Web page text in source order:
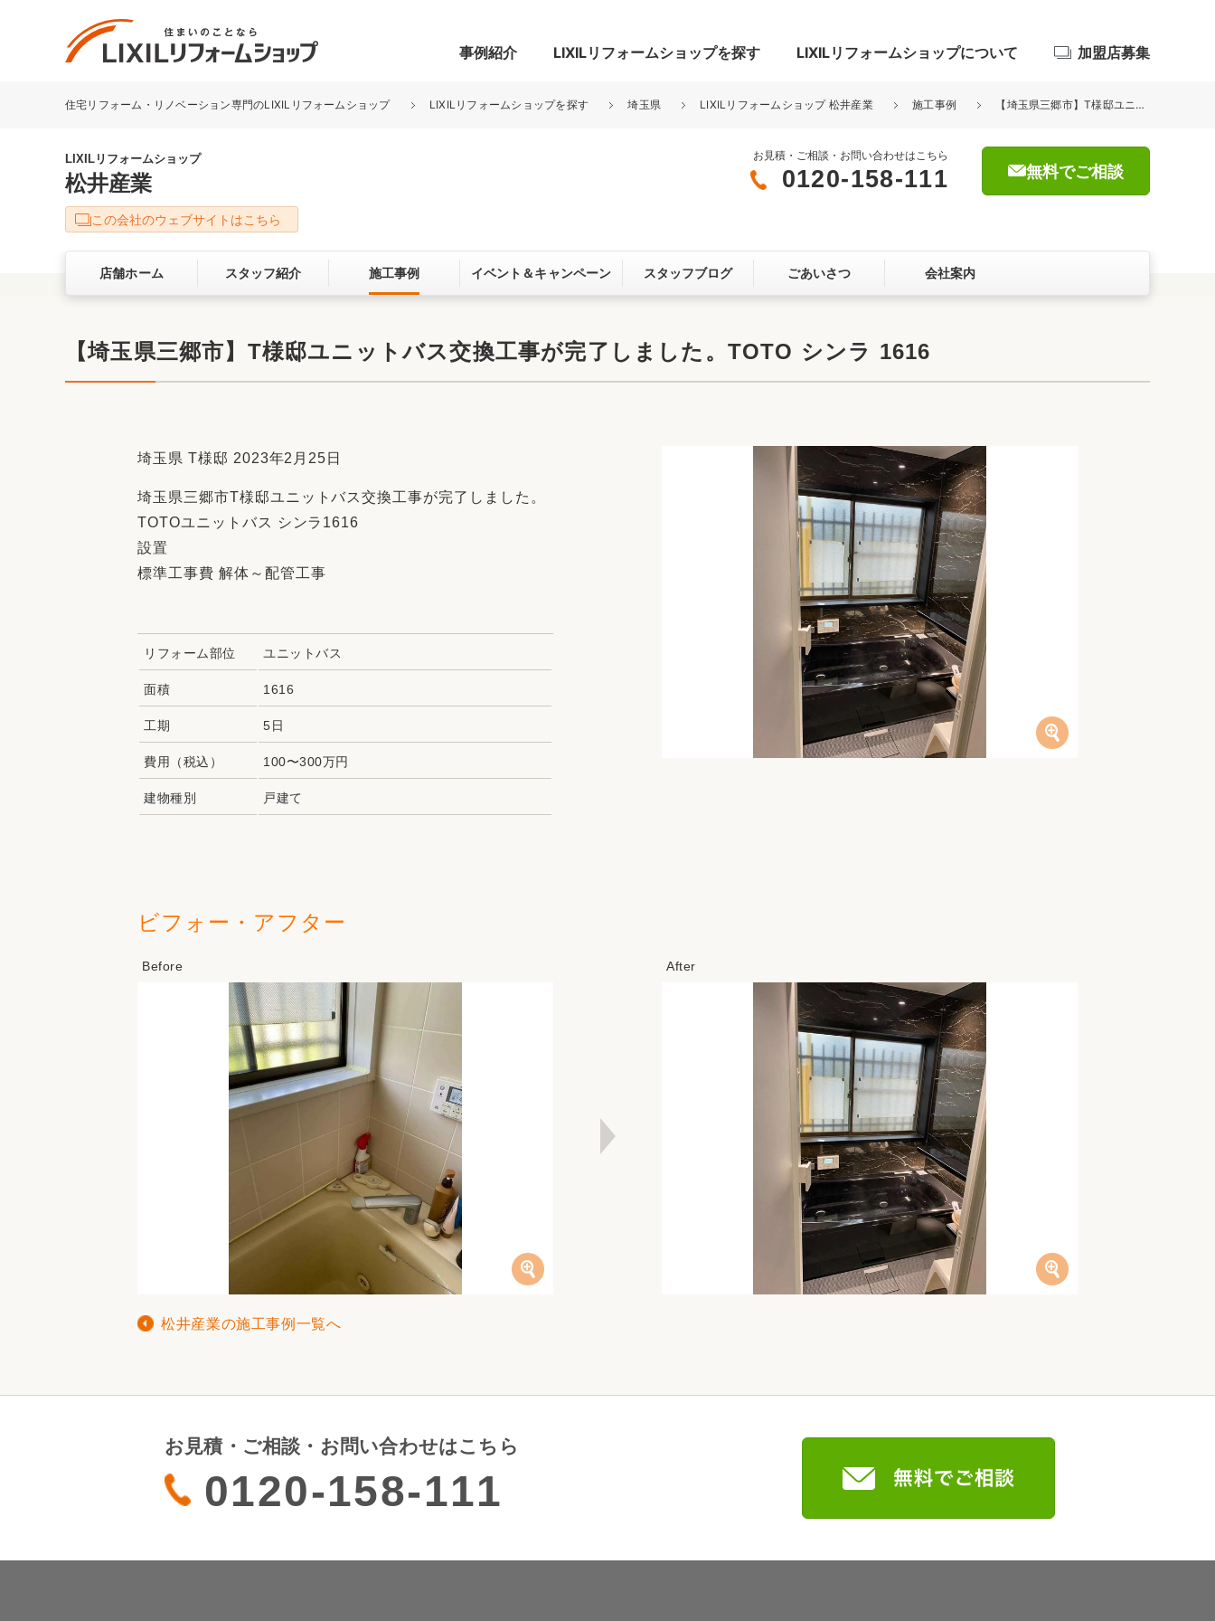
事例紹介
リフォーム事例を探す
キッチン
洗面化粧室 トイレ 玄関まわり 門まわり 屋根・外壁
ベランダ・バルコニー ガーデンスペース カースペース
お客さまの声 3Dシミュレーション
LIXILリフォームショップを探す LIXILリフォームショップについて
LIXILリフォームショップについて
サービス向上・品質改善の取り組み お客さま満足度アンケート
ここちいい暮らしをつくる、価値・性能向上
リフォームアクセル
中古物件探しから性能向上リフォームをワン
ストップ
加盟店募集
住宅リフォーム・リノベーション専門のLIXILリフォームショップ LIXILリフォームショップを探す 埼玉県 LIXILリフォームショップ 松井産業 施工事例 【埼玉県三郷市】T様邸ユニットバス交換工事が完了しました。TOTO シンラ 1616
LIXILリフォームショップ
松井産業
お見積・ご相談・お問い合わせはこちら
0120-158-111 無料でご相談
この会社のウェブサイトはこちら
店舗ホーム スタッフ紹介 施工事例 イベント＆キャンペーン スタッフブログ ごあいさつ 会社案内
【埼玉県三郷市】T様邸ユニットバス交換工事が完了しました。TOTO シンラ 1616
埼玉県 T様邸 2023年2月25日
埼玉県三郷市T様邸ユニットバス交換工事が完了しました。
TOTOユニットバス シンラ1616
設置
標準工事費 解体～配管工事
リフォーム部位 ユニットバス
面積 1616
工期 5日
費用（税込） 100〜300万円
建物種別 戸建て
ビフォー・アフター
松井産業の施工事例一覧へ
お見積・ご相談・お問い合わせはこちら
0120-158-111